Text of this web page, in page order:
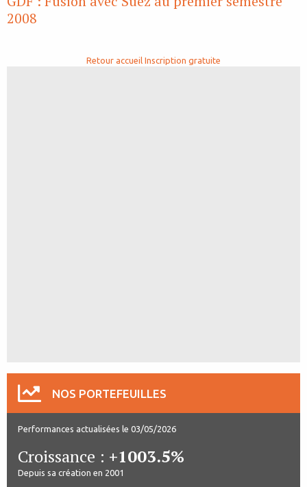
2008
Retour accueil Inscription gratuite
NOS PORTEFEUILLES
Performances actualisées le 03/05/2026
Croissance : +1003.5%
Depuis sa création en 2001